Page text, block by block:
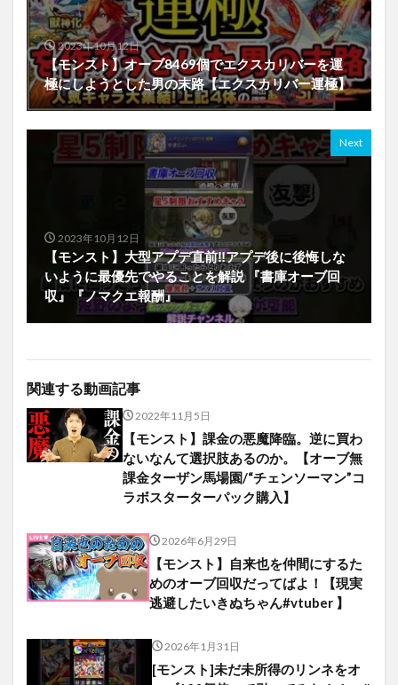
2023年10月12日
【モンスト】オーブ8469個でエクスカリバーを運
極にしようとした男の末路【エクスカリバー運極】
Next
2023年10月12日
【モンスト】大型アプデ直前‼︎アプデ後に後悔しな
いように最優先でやることを解説 『書庫オーブ回
収』『ノマクエ報酬』
関連する動画記事
2022年11月5日
【モンスト】課金の悪魔降臨。逆に買わ
ないなんて選択肢あるのか。【オーブ無
課金ターザン馬場園/“チェンソーマン”コ
ラボスターターパック購入】
2026年6月29日
【モンスト】自来也を仲間にするた
めのオーブ回収だってばよ！【現実
逃避したいきぬちゃん#vtuber 】
2026年1月31日
[モンスト]未だ未所得のリンネをオ